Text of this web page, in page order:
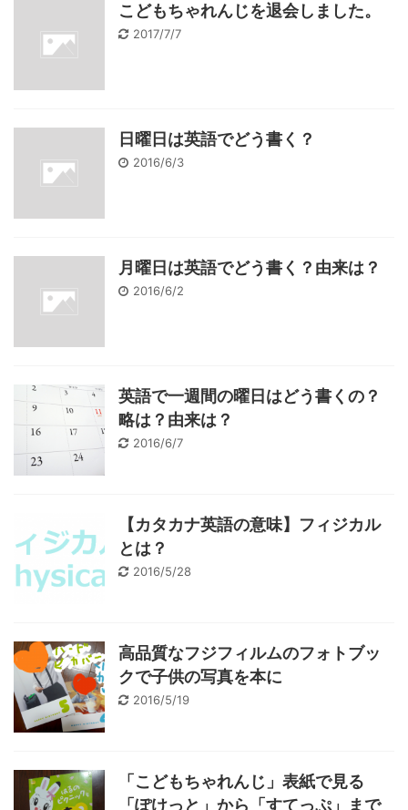
こどもちゃれんじを退会しました。
2017/7/7
日曜日は英語でどう書く？
2016/6/3
月曜日は英語でどう書く？由来は？
2016/6/2
英語で一週間の曜日はどう書くの？
略は？由来は？
2016/6/7
【カタカナ英語の意味】フィジカル
とは？
2016/5/28
高品質なフジフィルムのフォトブッ
クで子供の写真を本に
2016/5/19
「こどもちゃれんじ」表紙で見る
「ぽけっと」から「すてっぷ」まで